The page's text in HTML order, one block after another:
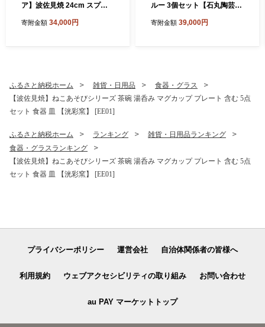
ア】波佐見焼 24cm スプレ
55]
寄附金額 34,000円
ルー 3個セット【石丸陶芸】
寄附金額 39,000円
ふるさと納税ホーム 雑貨・日用品
食器・グラス
【波佐見焼】ねこあそびシリーズ 茶碗 湯呑み マグカップ プレート 含む 5点
セット 食器 皿 【洸彩窯】 [EE01]
ふるさと納税ホーム ランキング
雑貨・日用品ランキング
食器・グラスランキング
【波佐見焼】ねこあそびシリーズ 茶碗 湯呑み マグカップ プレート 含む 5点
セット 食器 皿 【洸彩窯】 [EE01]
プライバシーポリシー 運営会社 自治体関係者の皆様へ
利用規約 ウェブアクセシビリティの取り組み お問い合わせ
au PAY マーケットトップ